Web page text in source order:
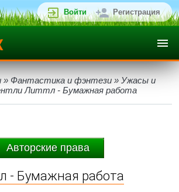
Войти Регистрация
» Фантастика и фэнтези » Ужасы и
Литтл - Бумажная работа
Авторские права
- Бумажная работа